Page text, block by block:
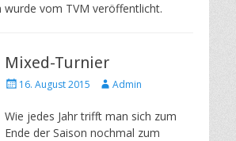
wurde vom TVM veröffentlicht.
Mixed-Turnier
Posted16. August 2015 Author
Admin
Wie jedes Jahr trifft man sich zum
Ende der Saison nochmal zum